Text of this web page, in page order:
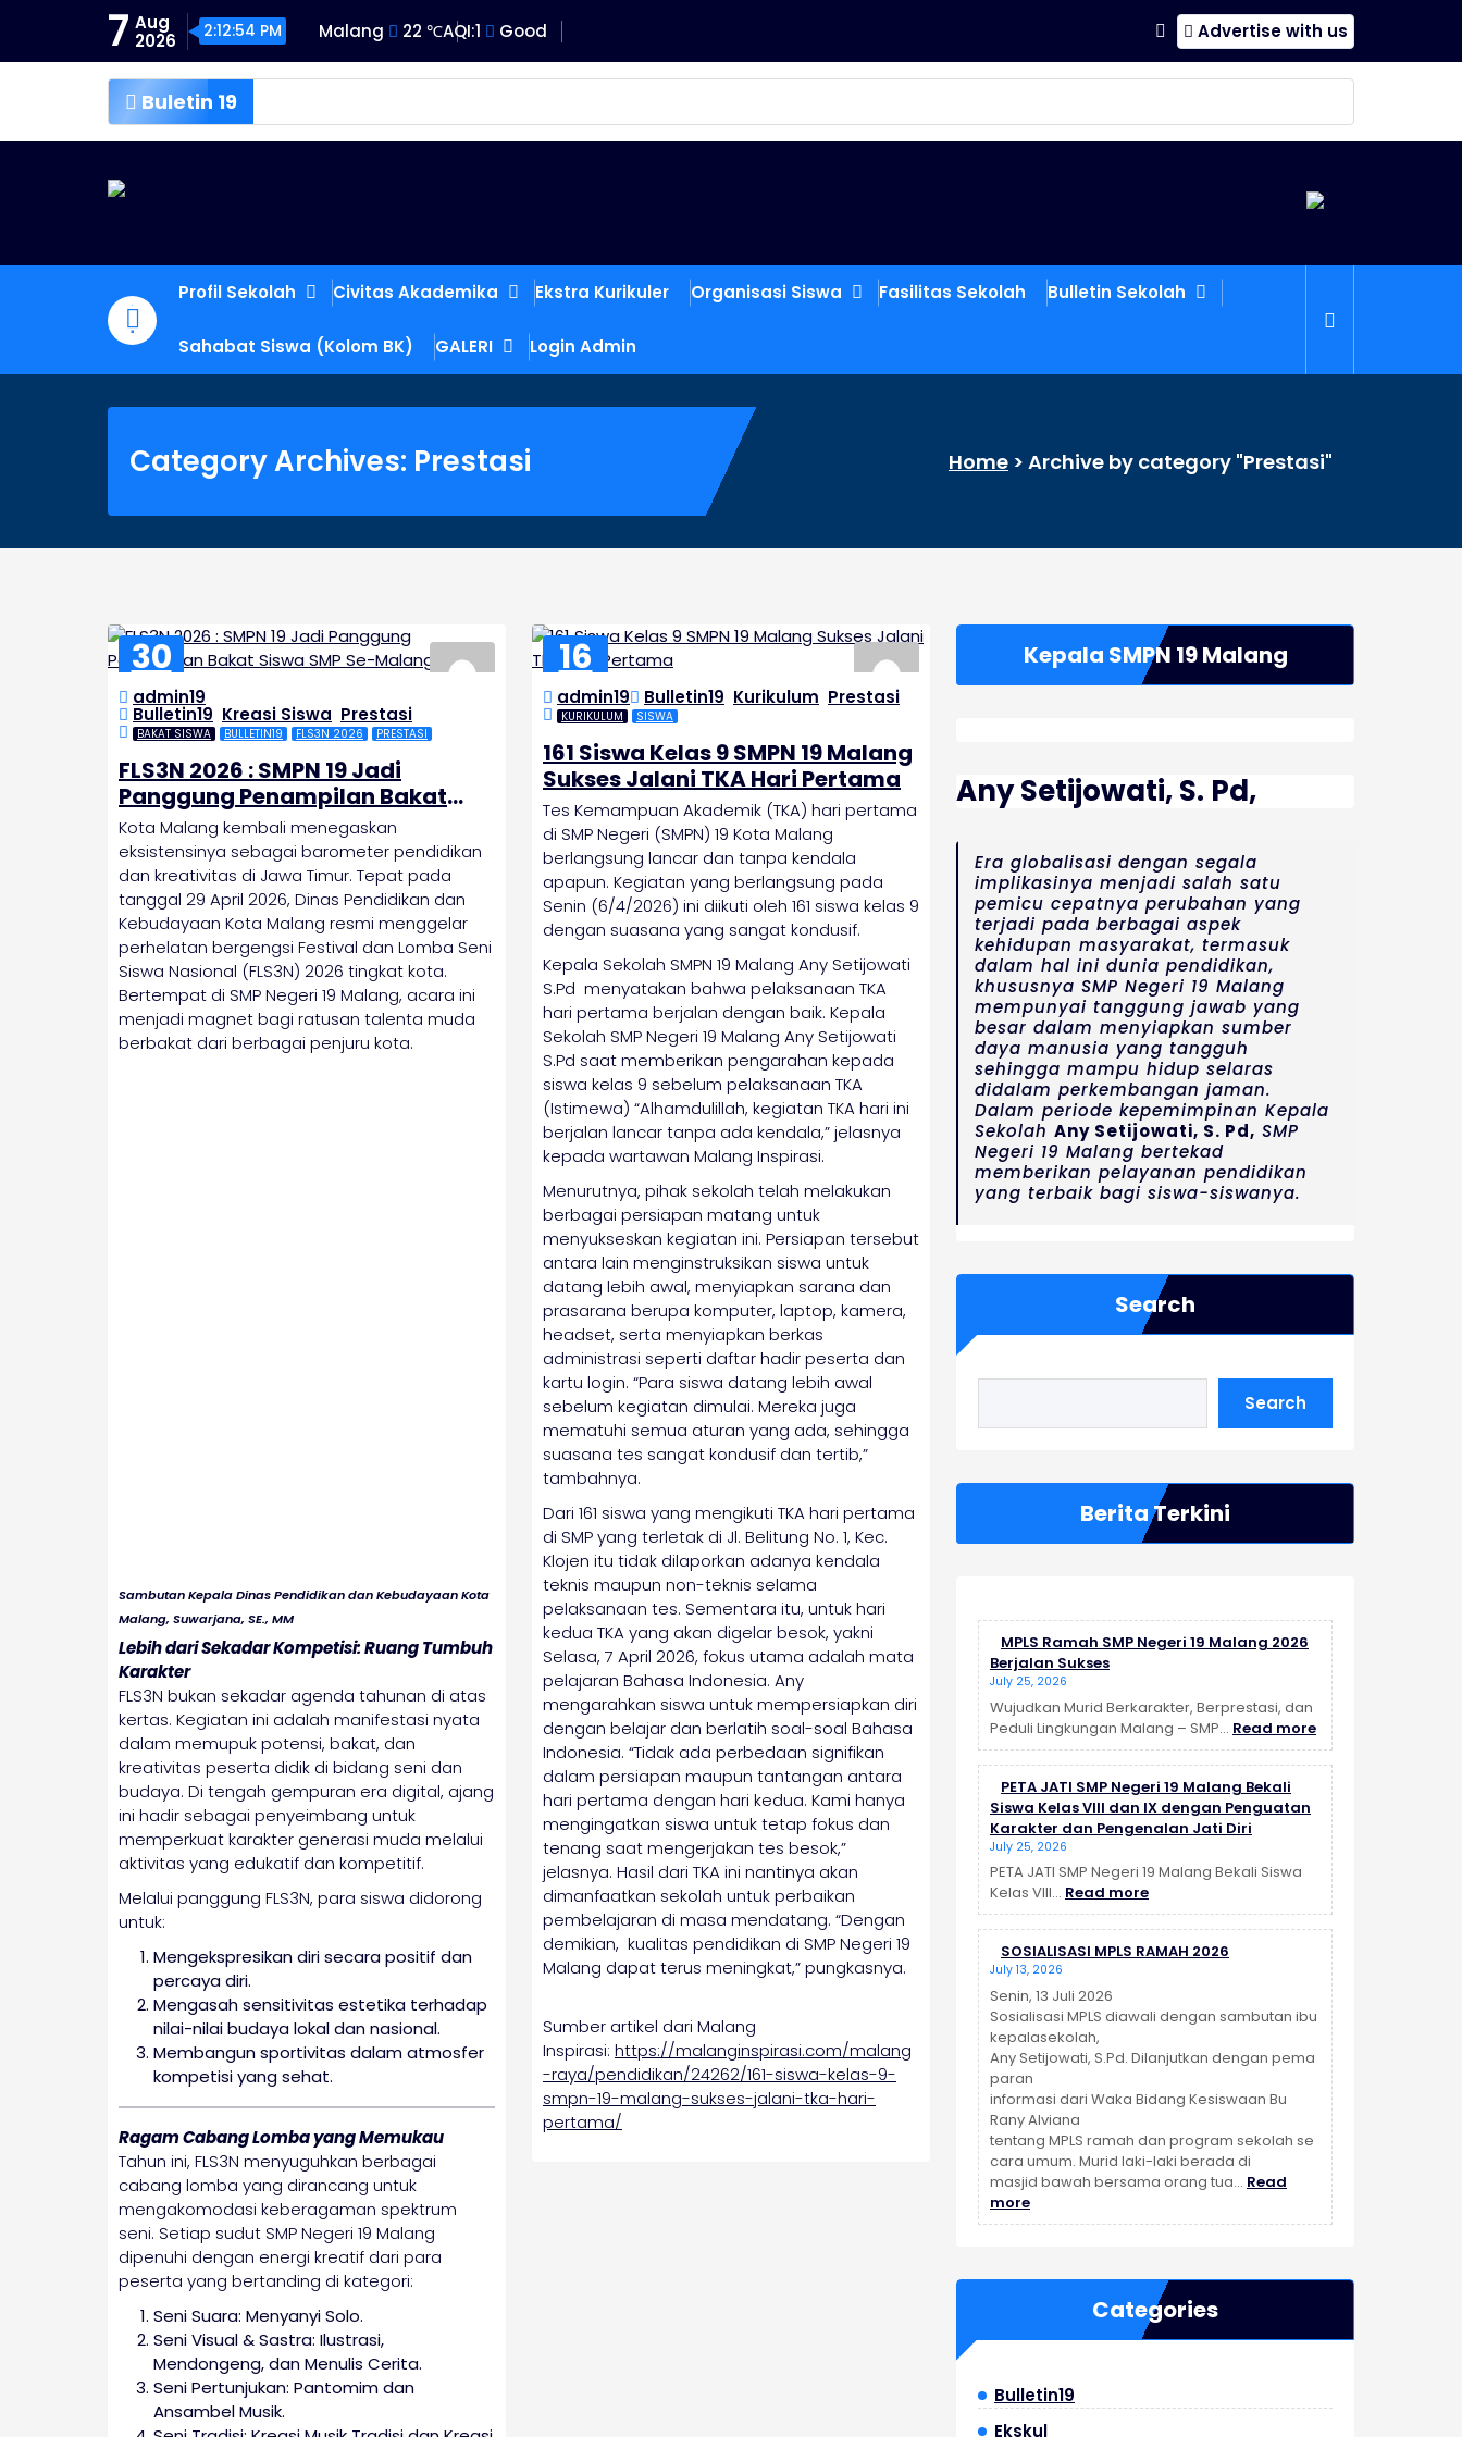
content
7 Aug
2026
2:12:55 PM Malang 22 ℃AQI:1 Good Advertise with us
Buletin 19
Profil Sekolah Civitas Akademika Ekstra Kurikuler Organisasi Siswa Fasilitas Sekolah Bulletin Sekolah
Sahabat Siswa (Kolom BK) GALERI Login Admin
Category Archives: Prestasi Home > Archive by category "Prestasi"
30
2026
admin19
Bulletin19 Kreasi Siswa Prestasi
BAKAT SISWA BULLETIN19 FLS3N 2026 PRESTASI
FLS3N 2026 : SMPN 19 Jadi
Panggung Penampilan Bakat
Siswa SMP Se-Malang Raya
Kota Malang kembali menegaskan
eksistensinya sebagai barometer pendidikan
dan kreativitas di Jawa Timur. Tepat pada
tanggal 29 April 2026, Dinas Pendidikan dan
Kebudayaan Kota Malang resmi menggelar
perhelatan bergengsi Festival dan Lomba Seni
Siswa Nasional (FLS3N) 2026 tingkat kota.
Bertempat di SMP Negeri 19 Malang, acara ini
menjadi magnet bagi ratusan talenta muda
berbakat dari berbagai penjuru kota.
Sambutan Kepala Dinas Pendidikan dan Kebudayaan Kota
Malang, Suwarjana, SE., MM
Lebih dari Sekadar Kompetisi: Ruang Tumbuh
Karakter
FLS3N bukan sekadar agenda tahunan di atas
kertas. Kegiatan ini adalah manifestasi nyata
dalam memupuk potensi, bakat, dan
kreativitas peserta didik di bidang seni dan
budaya. Di tengah gempuran era digital, ajang
ini hadir sebagai penyeimbang untuk
memperkuat karakter generasi muda melalui
aktivitas yang edukatif dan kompetitif.
Melalui panggung FLS3N, para siswa didorong
untuk:
Mengekspresikan diri secara positif dan
percaya diri.
Mengasah sensitivitas estetika terhadap
nilai-nilai budaya lokal dan nasional.
Membangun sportivitas dalam atmosfer
kompetisi yang sehat.
Ragam Cabang Lomba yang Memukau
Tahun ini, FLS3N menyuguhkan berbagai
cabang lomba yang dirancang untuk
mengakomodasi keberagaman spektrum
seni. Setiap sudut SMP Negeri 19 Malang
dipenuhi dengan energi kreatif dari para
peserta yang bertanding di kategori:
Seni Suara: Menyanyi Solo.
Seni Visual & Sastra: Ilustrasi,
Mendongeng, dan Menulis Cerita.
Seni Pertunjukan: Pantomim dan
Ansambel Musik.
16
2026
admin19 Bulletin19 Kurikulum Prestasi
KURIKULUM SISWA
161 Siswa Kelas 9 SMPN 19 Malang
Sukses Jalani TKA Hari Pertama
Tes Kemampuan Akademik (TKA) hari pertama
di SMP Negeri (SMPN) 19 Kota Malang
berlangsung lancar dan tanpa kendala
apapun. Kegiatan yang berlangsung pada
Senin (6/4/2026) ini diikuti oleh 161 siswa kelas 9
dengan suasana yang sangat kondusif.
Kepala Sekolah SMPN 19 Malang Any Setijowati
S.Pd menyatakan bahwa pelaksanaan TKA
hari pertama berjalan dengan baik. Kepala
Sekolah SMP Negeri 19 Malang Any Setijowati
S.Pd saat memberikan pengarahan kepada
siswa kelas 9 sebelum pelaksanaan TKA
(Istimewa) “Alhamdulillah, kegiatan TKA hari ini
berjalan lancar tanpa ada kendala,” jelasnya
kepada wartawan Malang Inspirasi.
Menurutnya, pihak sekolah telah melakukan
berbagai persiapan matang untuk
menyukseskan kegiatan ini. Persiapan tersebut
antara lain menginstruksikan siswa untuk
datang lebih awal, menyiapkan sarana dan
prasarana berupa komputer, laptop, kamera,
headset, serta menyiapkan berkas
administrasi seperti daftar hadir peserta dan
kartu login. “Para siswa datang lebih awal
sebelum kegiatan dimulai. Mereka juga
mematuhi semua aturan yang ada, sehingga
suasana tes sangat kondusif dan tertib,”
tambahnya.
Dari 161 siswa yang mengikuti TKA hari pertama
di SMP yang terletak di Jl. Belitung No. 1, Kec.
Klojen itu tidak dilaporkan adanya kendala
teknis maupun non-teknis selama
pelaksanaan tes. Sementara itu, untuk hari
kedua TKA yang akan digelar besok, yakni
Selasa, 7 April 2026, fokus utama adalah mata
pelajaran Bahasa Indonesia. Any
mengarahkan siswa untuk mempersiapkan diri
dengan belajar dan berlatih soal-soal Bahasa
Indonesia. “Tidak ada perbedaan signifikan
dalam persiapan maupun tantangan antara
hari pertama dengan hari kedua. Kami hanya
mengingatkan siswa untuk tetap fokus dan
tenang saat mengerjakan tes besok,”
jelasnya. Hasil dari TKA ini nantinya akan
dimanfaatkan sekolah untuk perbaikan
pembelajaran di masa mendatang. “Dengan
demikian, kualitas pendidikan di SMP Negeri 19
Malang dapat terus meningkat,” pungkasnya.
Sumber artikel dari Malang
Inspirasi: https://malanginspirasi.com/malang
-raya/pendidikan/24262/161-siswa-kelas-9-
smpn-19-malang-sukses-jalani-tka-hari-
pertama/
Kepala SMPN 19 Malang
Any Setijowati, S. Pd,
Era globalisasi dengan segala
implikasinya menjadi salah satu
pemicu cepatnya perubahan yang
terjadi pada berbagai aspek
kehidupan masyarakat, termasuk
dalam hal ini dunia pendidikan,
khususnya SMP Negeri 19 Malang
mempunyai tanggung jawab yang
besar dalam menyiapkan sumber
daya manusia yang tangguh
sehingga mampu hidup selaras
didalam perkembangan jaman.
Dalam periode kepemimpinan Kepala
Sekolah Any Setijowati, S. Pd, SMP
Negeri 19 Malang bertekad
memberikan pelayanan pendidikan
yang terbaik bagi siswa-siswanya.
Search
Search
Berita Terkini
MPLS Ramah SMP Negeri 19 Malang 2026
Berjalan Sukses
July 25, 2026
Wujudkan Murid Berkarakter, Berprestasi, dan
Peduli Lingkungan Malang – SMP… Read more:
MPLS
Ramah
SMP
Negeri
Malang
2026
Berjalan
Sukses
PETA JATI SMP Negeri 19 Malang Bekali
Siswa Kelas VIII dan IX dengan Penguatan
Karakter dan Pengenalan Jati Diri
July 25, 2026
PETA JATI SMP Negeri 19 Malang Bekali Siswa
Kelas VIII… Read more:
PETA
JATI
SMP
Malang
Siswa
VIII
IX
dengan
Penguatan
dan
Diri
SOSIALISASI MPLS RAMAH 2026
July 13, 2026
Senin, 13 Juli 2026
Sosialisasi MPLS diawali dengan sambutan ibu
kepalasekolah,
Any Setijowati, S.Pd. Dilanjutkan dengan pema
paran
informasi dari Waka Bidang Kesiswaan Bu
Rany Alviana
tentang MPLS ramah dan program sekolah se
cara umum. Murid laki-laki berada di
masjid bawah bersama orang tua… Read
more:
SOSIALISASI
2026
Categories
Bulletin19
Ekskul